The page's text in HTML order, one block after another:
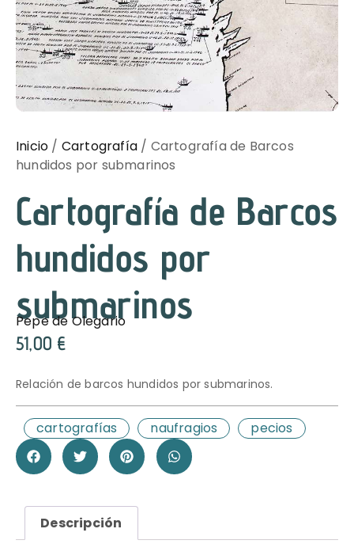
Inicio / Cartografía / Cartografía de Barcos
hundidos por submarinos
Cartografía de Barcos
hundidos por
submarinos
Pepe de Olegario
51,00€
Relación de barcos hundidos por submarinos.
cartografías naufragios pecios
Descripción